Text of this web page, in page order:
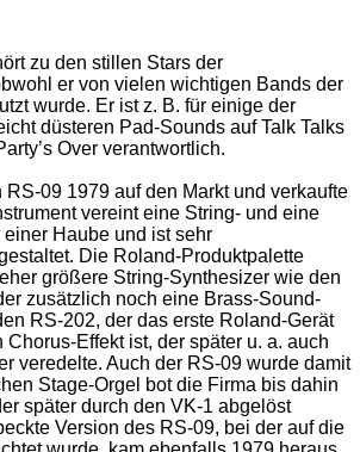
zu den stillen Stars der
er von vielen wichtigen Bands der
wurde. Er ist z. B. für einige der
düsteren Pad-Sounds auf Talk Talks
Over verantwortlich.
RS-09 1979 auf den Markt und verkaufte
vereint eine String- und eine
Haube und ist sehr
Die Roland-Produktpalette
größere String-Synthesizer wie den
zusätzlich noch eine Brass-Sound-
RS-202, der das erste Roland-Gerät
Chorus-Effekt ist, der später u. a. auch
veredelte. Auch der RS-09 wurde damit
Stage-Orgel bot die Firma bis dahin
später durch den VK-1 abgelöst
Version des RS-09, bei der auf die